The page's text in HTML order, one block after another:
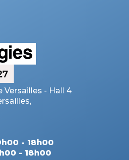
Versailles - Hall 4
- 18h00
- 18h00